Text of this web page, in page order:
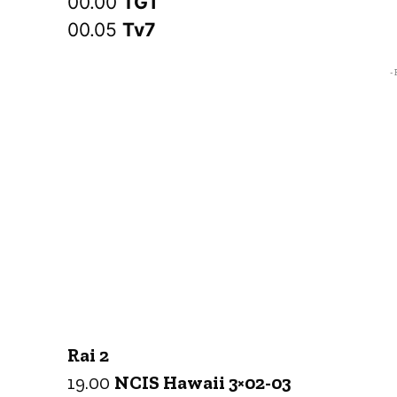
00.05 Tv7
-
Rai 2
19.00 NCIS Hawaii 3×02-03